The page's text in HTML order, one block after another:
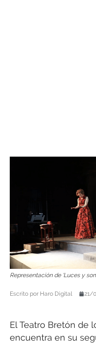
Representación de 'Luces y
Escrito por Haro Digital 21/
El Teatro Bretón de
encuentra en su